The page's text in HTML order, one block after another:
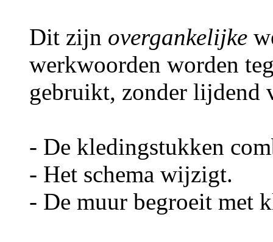
Dit zijn overgankelijke
werkwoorden worden
gebruikt, zonder lijdend
- De kledingstukken
- Het schema wijzigt.
- De muur begroeit met